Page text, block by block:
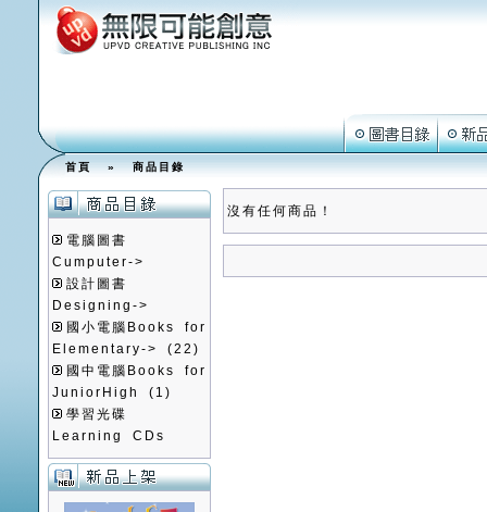
首頁»商品目錄
電腦圖書
Cumputer->
設計圖書
Designing->
國小電腦Books for
Elementary->
(22)
國中電腦Books for
JuniorHigh
(1)
學習光碟
Learning CDs
沒有任何商品！